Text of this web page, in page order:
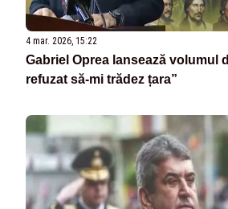
4 mar. 2026, 15:22
Gabriel Oprea lansează volumul
refuzat să-mi trădez țara”